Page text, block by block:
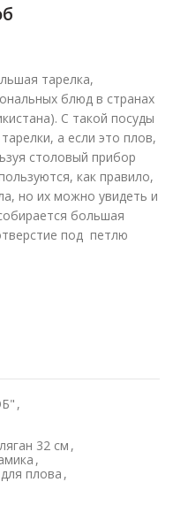
тарелка,
блюд в странах
С такой посуды
а если это плов,
столовый прибор
как правило,
но их можно увидеть и
большая
под петлю
,
ляган 32 см ,
,
плова ,